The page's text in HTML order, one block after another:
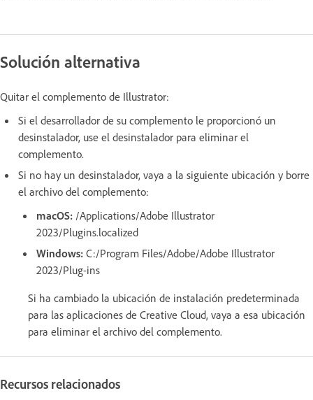
Solución alternativa
Quitar el complemento de Illustrator:
Si el desarrollador de su complemento le proporcionó un
desinstalador, use el desinstalador para eliminar el
complemento.
Si no hay un desinstalador, vaya a la siguiente ubicación y borre
el archivo del complemento:
macOS: /Applications/Adobe Illustrator
2023/Plugins.localized
Windows: C:/Program Files/Adobe/Adobe Illustrator
2023/Plug-ins
Si ha cambiado la ubicación de instalación predeterminada
para las aplicaciones de Creative Cloud, vaya a esa ubicación
para eliminar el archivo del complemento.
Recursos relacionados